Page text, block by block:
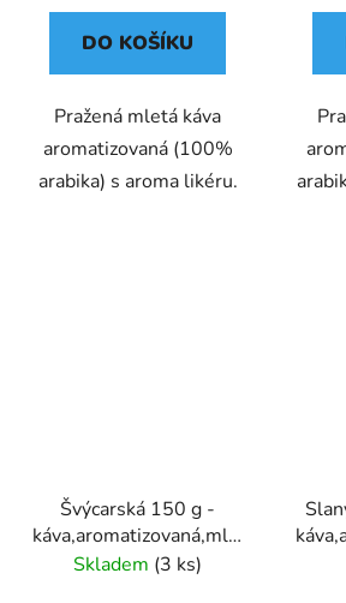
DO KOŠÍKU
Pražená mletá káva
aromatizovaná (100%
arabika) s aroma likéru.
Švýcarská 150 g -
káva,aromatizovaná,mletá
- Oxalis
Skladem (3 ks)